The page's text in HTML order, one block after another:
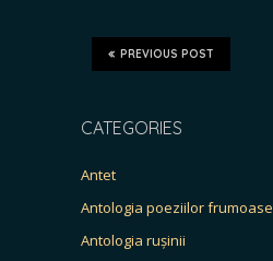
PREVIOUS POST
CATEGORIES
Antet
Antologia poeziilor frumoase
Antologia rușinii